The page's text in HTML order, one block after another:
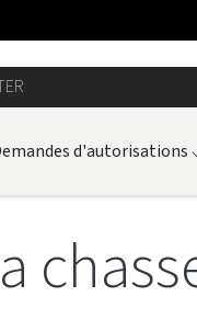
d'autorisations